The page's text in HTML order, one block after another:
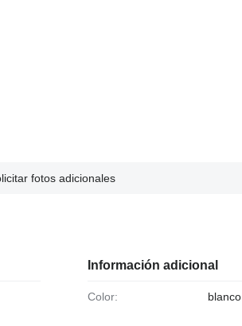
fotos adicionales
Información adicional
Color: blanco